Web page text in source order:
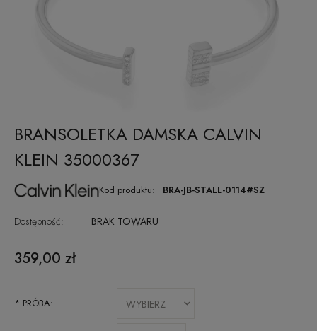
BRANSOLETKA DAMSKA CALVIN
KLEIN 35000367
Kod produktu: BRA-JB-STALL-0114#SZ
Dostępność: BRAK TOWARU
359,00 zł
* PRÓBA: